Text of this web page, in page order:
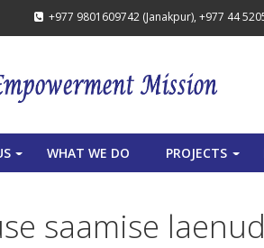
+977 9801609742 (Janakpur), +977 44
WHAT WE DO PROJECTS
saamise